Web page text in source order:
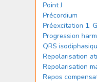
Point J
Précordium
Préexcitation 1.
Progression
QRS
Repolarisation
Repolarisation
Repos